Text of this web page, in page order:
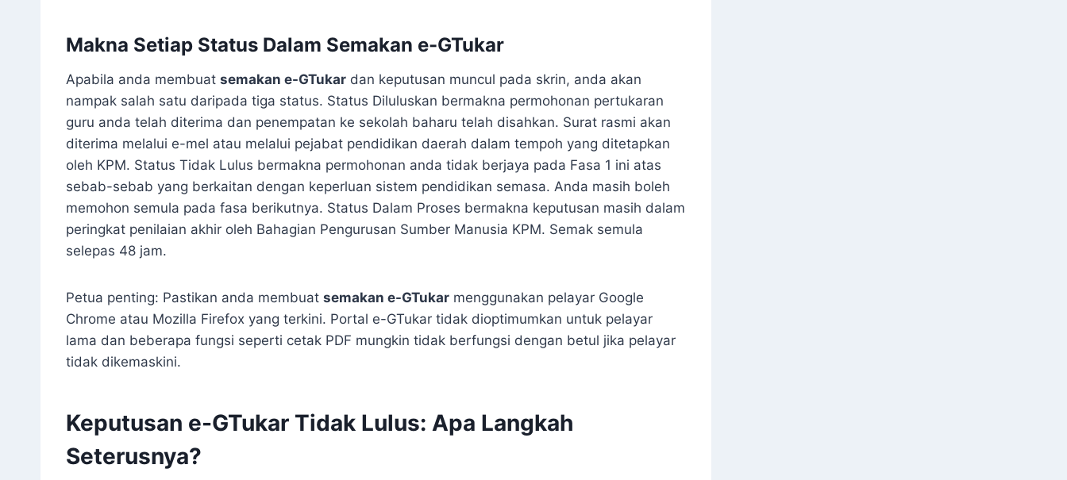
Makna Setiap Status Dalam Semakan e-GTukar
Apabila anda membuat semakan e-GTukar dan keputusan muncul pada skrin, anda akan
nampak salah satu daripada tiga status. Status Diluluskan bermakna permohonan pertukaran
guru anda telah diterima dan penempatan ke sekolah baharu telah disahkan. Surat rasmi akan
diterima melalui e-mel atau melalui pejabat pendidikan daerah dalam tempoh yang ditetapkan
oleh KPM. Status Tidak Lulus bermakna permohonan anda tidak berjaya pada Fasa 1 ini atas
sebab-sebab yang berkaitan dengan keperluan sistem pendidikan semasa. Anda masih boleh
memohon semula pada fasa berikutnya. Status Dalam Proses bermakna keputusan masih dalam
peringkat penilaian akhir oleh Bahagian Pengurusan Sumber Manusia KPM. Semak semula
selepas 48 jam.
Petua penting: Pastikan anda membuat semakan e-GTukar menggunakan pelayar Google
Chrome atau Mozilla Firefox yang terkini. Portal e-GTukar tidak dioptimumkan untuk pelayar
lama dan beberapa fungsi seperti cetak PDF mungkin tidak berfungsi dengan betul jika pelayar
tidak dikemaskini.
Keputusan e-GTukar Tidak Lulus: Apa Langkah
Seterusnya?